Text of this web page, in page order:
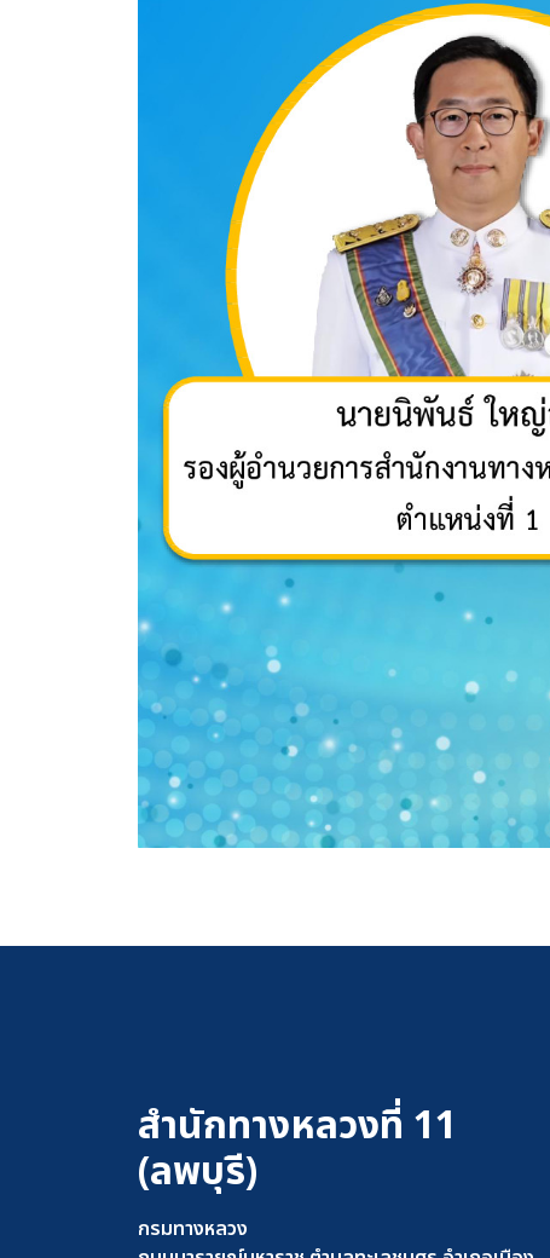
สำนักทางหลวงที่ 11
(ลพบุรี)
กรมทางหลวง